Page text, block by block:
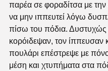
παρέα σε φοραδίτσα με
να μην ιππευτεί λόγω
πίσω του πόδια. Δυστυχώς
κορόιδεψαν, τον ίππευσαν
πουλάρι επέστρεψε με
μέση και χτυπήματα στα